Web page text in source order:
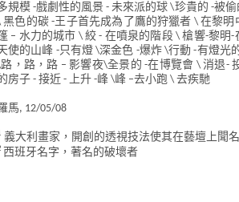
規模 -戲劇性的風景 - 未來派的球 \珍貴的 -被
黑色的碳 -王子首先成為了鷹的狩獵者 \ 在黎明
– 水力的城市 \ 絞 - 在噴泉的階段 \ 槍響-黎明
使的山峰 -只有燈 \深金色 -爆炸 \行動 -有燈光
，路，路 – 影響夜\全景的 -在博覽會 \ 消退-
房子 - 接近 - 上升 -峰 \峰 –去小跑 \ 去疾馳
馬, 12/05/08
義大利畫家，開創的透視技法使其在藝壇上聞名
西班牙名字，著名的破壞者